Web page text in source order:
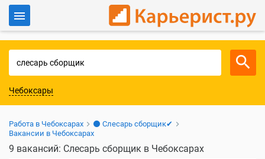
Для работодателей
Чебоксары
Работа в Чебоксарах
⚫ Слесарь сборщик✔
Вакансии в Чебоксарах
9 вакансий: Слесарь сборщик в Чебоксарах